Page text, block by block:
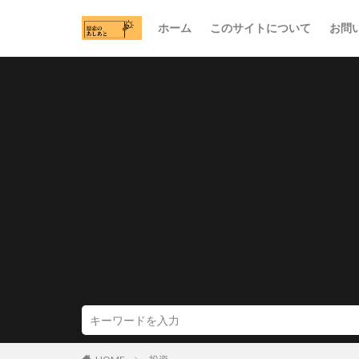
ホーム このサイトについて お問